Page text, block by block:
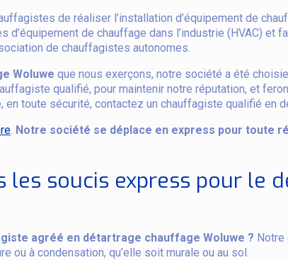
de réaliser l’installation d’équipement de
d’équipement de chauffage dans l’industrie (HVAC)
de chauffagistes autonomes.
Woluwe que nous exerçons, notre société a été
qualifié, pour maintenir notre réputation, et
toute sécurité, contactez un chauffagiste qualifié en
. Notre société se déplace en express pour toute
soucis express pour le
agréé en détartrage chauffage Woluwe ? Notre
ou à condensation, qu’elle soit murale ou au sol.